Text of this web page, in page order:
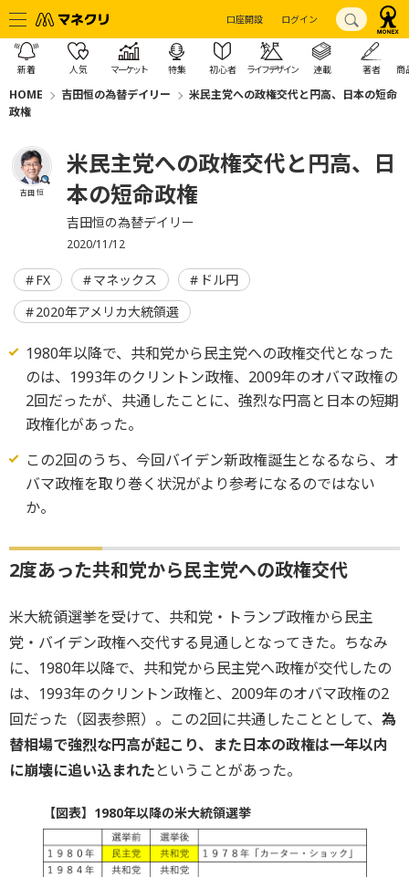
口座開設 ログイン
新着 人気 マーケット 特集 初心者 ライフデザイン 連載 著者 商
HOME 吉田恒の為替デイリー
米民主党への政権交代と円高、日本の短命
政権
吉田 恒
米民主党への政権交代と円高、日
本の短命政権
吉田恒の為替デイリー
2020/11/12
FX マネックス
ドル円
2020年アメリカ大統領選
1980年以降で、共和党から民主党への政権交代となった
のは、1993年のクリントン政権、2009年のオバマ政権の
2回だったが、共通したことに、強烈な円高と日本の短期
政権化があった。
この2回のうち、今回バイデン新政権誕生となるなら、オ
バマ政権を取り巻く状況がより参考になるのではない
か。
2度あった共和党から民主党への政権交代
米大統領選挙を受けて、共和党・トランプ政権から民主
党・バイデン政権へ交代する見通しとなってきた。ちなみ
に、1980年以降で、共和党から民主党へ政権が交代したの
は、1993年のクリントン政権と、2009年のオバマ政権の2
回だった（図表参照）。この2回に共通したこととして、 為
替相場で強烈な円高が起こり、また日本の政権は一年以内
に崩壊に追い込まれたということがあった。
【図表】1980年以降の米大統領選挙